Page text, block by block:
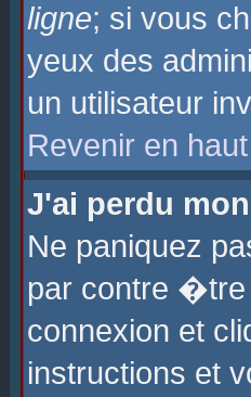
ligne; si vous
yeux des
un utilisateur
Revenir en
J'ai perdu
Ne paniquez
par contre
connexion et
instructions et